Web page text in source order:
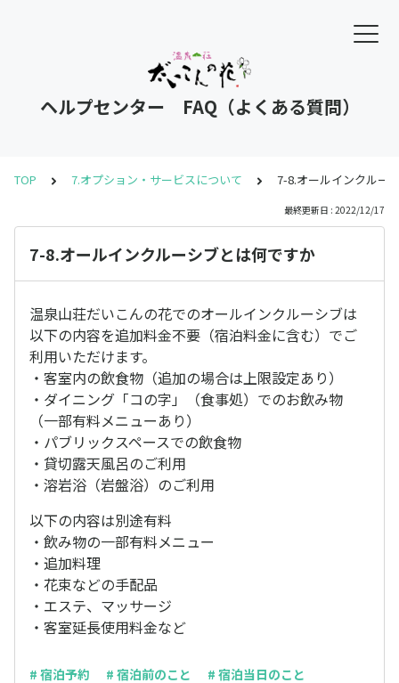
ヘルプセンター FAQ（よくある質問）
TOP 7.オプション・サービスについて 7-8.オールインクルー
最終更新日 : 2022/12/17
7-8.オールインクルーシブとは何ですか
温泉山荘だいこんの花でのオールインクルーシブは
以下の内容を追加料金不要（宿泊料金に含む）でご
利用いただけます。
・客室内の飲食物（追加の場合は上限設定あり）
・ダイニング「コの字」（食事処）でのお飲み物
（一部有料メニューあり）
・パブリックスペースでの飲食物
・貸切露天風呂のご利用
・溶岩浴（岩盤浴）のご利用
以下の内容は別途有料
・飲み物の一部有料メニュー
・追加料理
・花束などの手配品
・エステ、マッサージ
・客室延長使用料金など
# 宿泊予約 # 宿泊前のこと # 宿泊当日のこと